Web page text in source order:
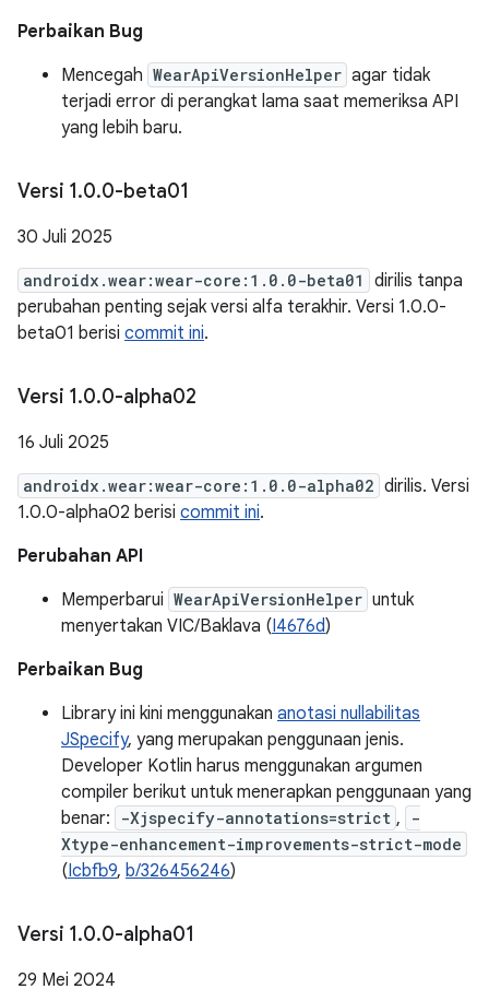
Perbaikan Bug
Mencegah WearApiVersionHelper agar tidak
terjadi error di perangkat lama saat memeriksa API
yang lebih baru.
Versi 1.0.0-beta01
30 Juli 2025
androidx.wear:wear-core:1.0.0-beta01
dirilis tanpa
perubahan penting sejak versi alfa terakhir. Versi 1.0.0-
beta01 berisi commit ini.
Versi 1.0.0-alpha02
16 Juli 2025
androidx.wear:wear-core:1.0.0-alpha02 dirilis. Versi
1.0.0-alpha02 berisi commit ini.
Perubahan API
Memperbarui WearApiVersionHelper untuk
menyertakan VIC/Baklava (I4676d)
Perbaikan Bug
Library ini kini menggunakan anotasi nullabilitas
JSpecify, yang merupakan penggunaan jenis.
Developer Kotlin harus menggunakan argumen
compiler berikut untuk menerapkan penggunaan yang
benar:
-Xjspecify-annotations=strict ,
-
Xtype-enhancement-improvements-strict-mode
(Icbfb9, b/326456246)
Versi 1.0.0-alpha01
29 Mei 2024